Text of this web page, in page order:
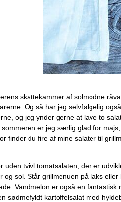
skattekammer af solmodne
Og så har jeg selvfølgelig
og jeg ynder gerne at lave to
er jeg særlig glad for
finder du fire af mine salater til
uden tvivl tomatsalaten, der er
sol. Står grillmenuen på laks
Vandmelon er også en
sødmefyldt kartoffelsalat med